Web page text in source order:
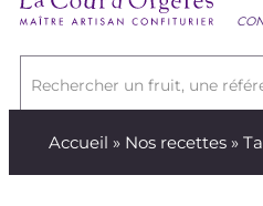
Rechercher un fruit, une
Accueil » Nos recettes»